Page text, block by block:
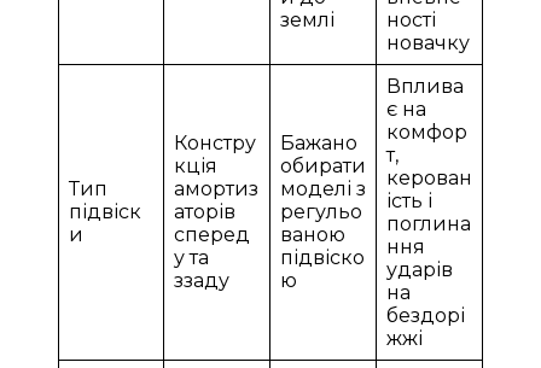
землі
ності
новачку
Тип
підвіск
и
Констру
кція
амортиз
аторів
сперед
у та
ззаду
Бажано
обирати
моделі з
регульо
ваною
підвіско
ю
Вплива
є на
комфор
т,
керован
ість і
поглина
ння
ударів
на
бездорі
жжі